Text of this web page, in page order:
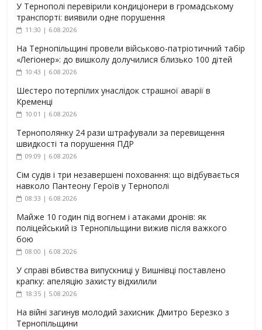
У Тернополі перевірили кондиціонери в громадському
транспорті: виявили одне порушення
11:30 | 6.08.2026
На Тернопільщині провели військово-патріотичний табір
«Легіонер»: до вишколу долучилися близько 100 дітей
10:43 | 6.08.2026
Шестеро потерпілих унаслідок страшної аварії в
Кременці
10:01 | 6.08.2026
Тернополянку 24 рази штрафували за перевищення
швидкості та порушення ПДР
09:09 | 6.08.2026
Сім судів і три незавершені поховання: що відбувається
навколо Пантеону Героїв у Тернополі
08:33 | 6.08.2026
Майже 10 годин під вогнем і атаками дронів: як
поліцейський із Тернопільщини вижив після важкого
бою
08:00 | 6.08.2026
У справі вбивства випускниці у Вишнівці поставлено
крапку: апеляцію захисту відхилили
18:35 | 5.08.2026
На війні загинув молодий захисник Дмитро Березко з
Тернопільщини